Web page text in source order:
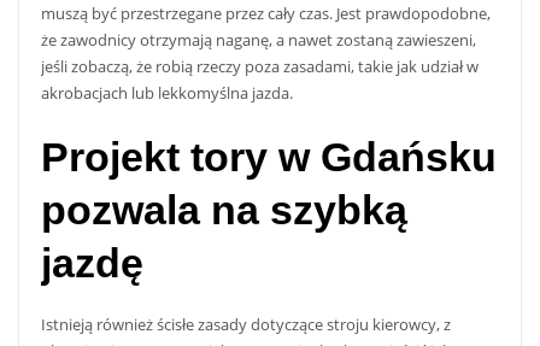
muszą być przestrzegane przez cały czas. Jest prawdopodobne,
że zawodnicy otrzymają naganę, a nawet zostaną zawieszeni,
jeśli zobaczą, że robią rzeczy poza zasadami, takie jak udział w
akrobacjach lub lekkomyślna jazda.
Projekt tory w Gdańsku
pozwala na szybką
jazdę
Istnieją również ścisłe zasady dotyczące stroju kierowcy, z